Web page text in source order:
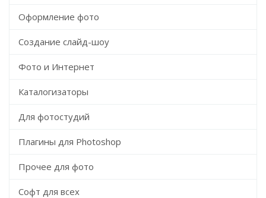
Оформление фото
Создание слайд-шоу
Фото и Интернет
Каталогизаторы
Для фотостудий
Плагины для Photoshop
Прочее для фото
Софт для всех